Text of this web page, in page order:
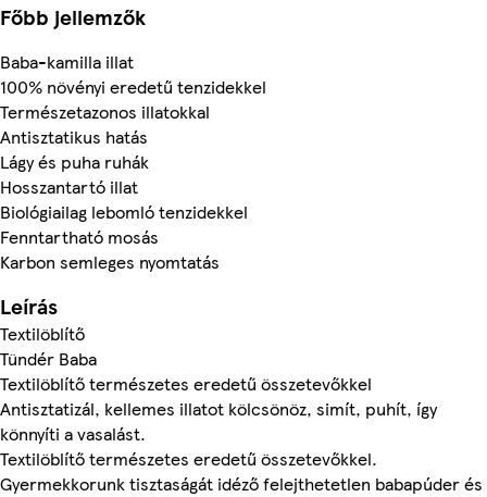
Főbb jellemzők
Baba-kamilla illat
100% növényi eredetű tenzidekkel
Természetazonos illatokkal
Antisztatikus hatás
Lágy és puha ruhák
Hosszantartó illat
Biológiailag lebomló tenzidekkel
Fenntartható mosás
Karbon semleges nyomtatás
Leírás
Textilöblítő
Tündér Baba
Textilöblítő természetes eredetű összetevőkkel
Antisztatizál, kellemes illatot kölcsönöz, simít, puhít, így
könnyíti a vasalást.
Textilöblítő természetes eredetű összetevőkkel.
Gyermekkorunk tisztaságát idéző felejthetetlen babapúder és